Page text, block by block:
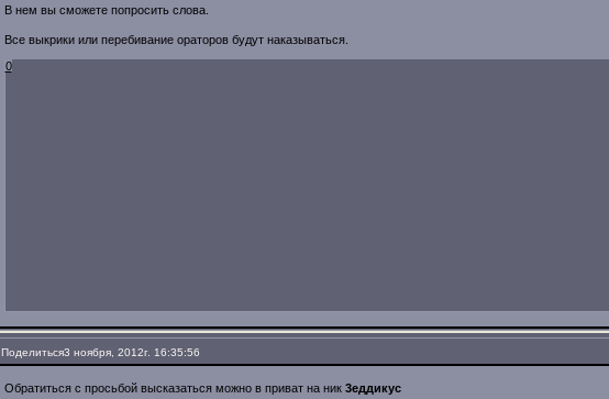
В нем вы сможете попросить слова.
Все выкрики или перебивание ораторов будут наказываться.
0
Поделиться3 ноября, 2012г. 16:35:56
Обратиться с просьбой высказаться можно в приват на ник 3еддикус